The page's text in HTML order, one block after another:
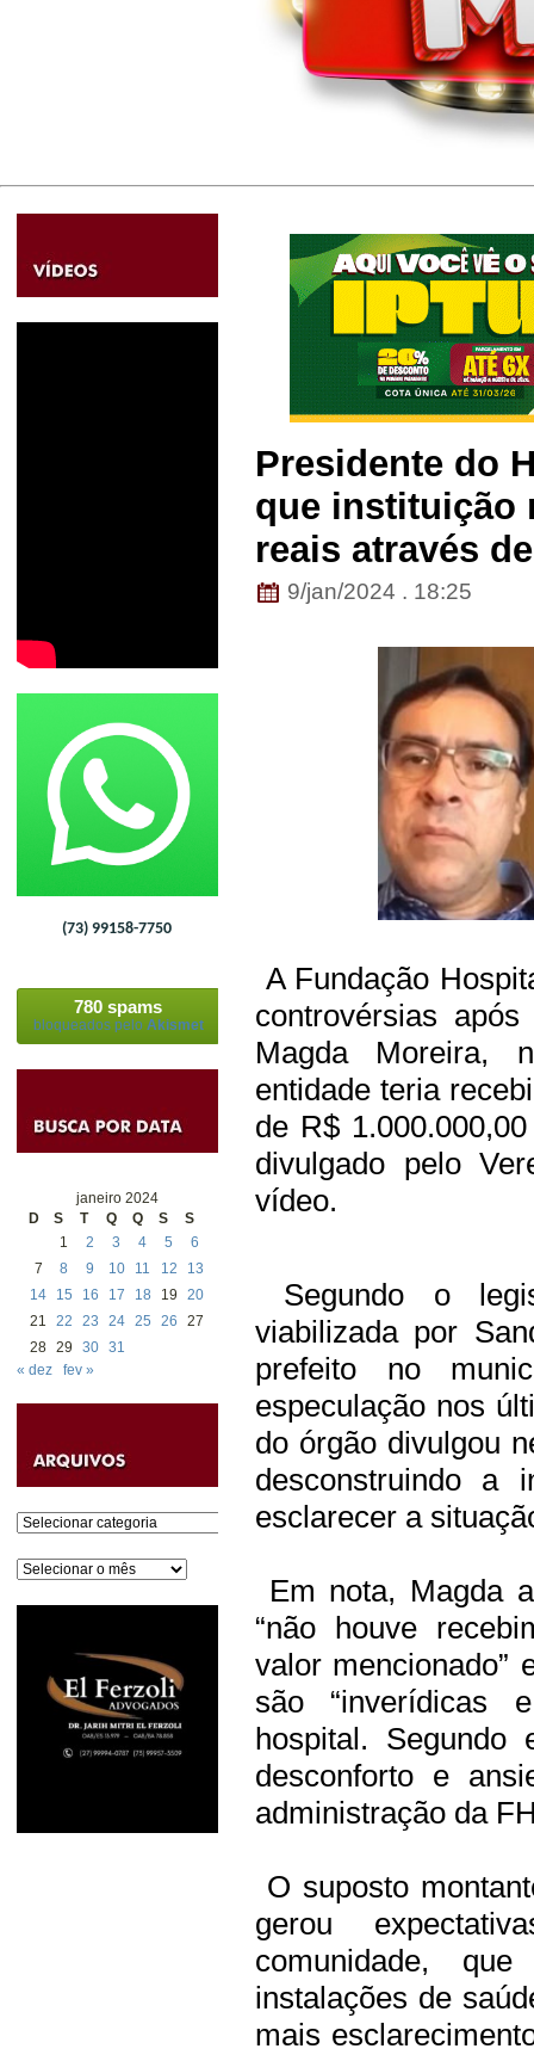
(73) 99158-7750
780 spams
bloqueados pelo Akismet
janeiro 2024
D
S T Q Q S
S
1
2 3 4 5
6
7
8 9 10 11 12
13
14
15 16 17 18 19
20
21
22 23 24 25 26
27
28 29 30 31
« dez
fev »
Categorias
Arquivos
Presidente do
que instituição
reais através
9/jan/2024 . 18:25
A Fundação
controvérsias
Magda Moreira,
entidade teria
de R$
divulgado pelo
vídeo.
Segundo o
viabilizada por
prefeito no
especulação nos
do órgão divulgou
desconstruindo a
esclarecer a
Em nota, Magda
“não houve
valor mencionado”
são “inverídicas
hospital. Segundo
desconforto e
administração da
O suposto
gerou
comunidade,
instalações de
mais